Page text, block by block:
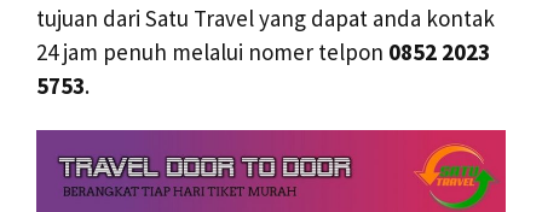
tujuan dari Satu Travel yang dapat anda kontak
24 jam penuh melalui nomer telpon 0852 2023
5753.